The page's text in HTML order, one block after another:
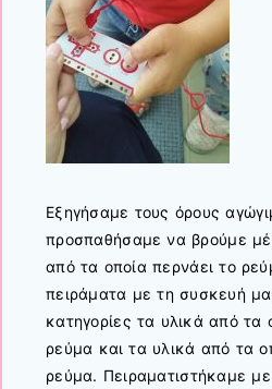
Εξηγήσαμε τους όρους
προσπαθήσαμε να βρούμε
από τα οποία περνάει το
πειράματα με τη συσκευή
κατηγορίες τα υλικά από τα
ρεύμα και τα υλικά από τα
ρεύμα. Πειραματιστήκαμε